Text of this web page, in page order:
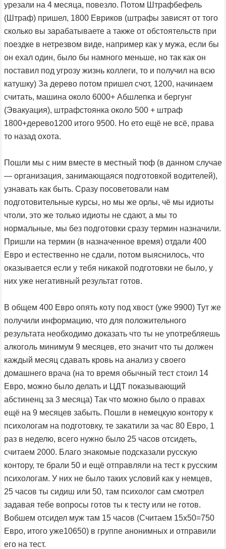
урезали на 4 месяца, повезло. Потом Штрафбефель
(Штраф) пришел, 1800 Евриков (штрафы зависят от того
сколько вы зарабатываете а также от обстоятельств при
поездке в нетрезвом виде, например как у мужа, если бы
он ехал один, было бы намного меньше, но так как он
поставил под угрозу жизнь коллеги, то и получил на всю
катушку) За дерево потом пришел счот, 1200, начинаем
считать, машина около 6000+ Абшлепка и бергунг
(Эвакуация), штрафстоянка около 500 + штраф
1800+дерево1200 итого 9500. Но ето ещё не всё, права
то назад охота.
Пошли мы с ним вместе в местный тюф (в данном случае
— организация, занимающаяся подготовкой водителей),
узнавать как быть. Сразу посоветовали нам
подготовительные курсы, но мы же орлы, чё мы идиоты
чтоли, это же только идиоты не сдают, а мы то
нормальные, мы без подготовки сразу термин назначили.
Пришли на термин (в назначенное время) отдали 400
Евро и естественно не сдали, потом выяснилось, что
оказывается если у тебя никакой подготовки не было, у
них уже негативный результат готов.
В общем 400 Евро опять коту под хвост (уже 9900) Тут же
получили информацию, что для положительного
результата необходимо доказать что ты не употребляешь
алкоголь минимум 9 месяцев, ето значит что ты должен
каждый месяц сдавать кровь на анализ у своего
домашнего врача (на то время обычный тест стоил 14
Евро, можно было делать и ЦДТ показывающий
абстиненц за 3 месяца) Так что можно было о правах
ещё на 9 месяцев забыть. Пошли в немецкую контору к
психологам на подготовку, те закатили за час 80 Евро, 1
раз в неделю, всего нужно было 25 часов отсидеть,
считаем 2000. Благо знакомые подсказали русскую
контору, те брали 50 и ещё отправляли на тест к русским
психологам. У них не было таких условий как у немцев,
25 часов ты сидиш или 50, там психолог сам смотрел
задавая тебе вопросы готов ты к тесту или не готов.
Вобшем отсидел муж там 15 часов (Считаем 15х50=750
Евро, итого уже10650) в группе анонимных и отправили
его на тест.